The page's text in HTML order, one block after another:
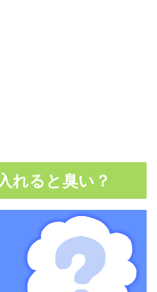
れると臭い？